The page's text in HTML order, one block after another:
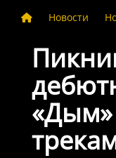
Новости